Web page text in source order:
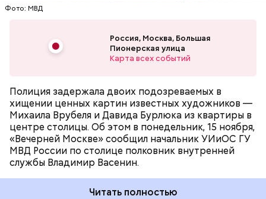
Фото: МВД
Россия, Москва, Большая
Пионерская улица
Карта всех событий
Полиция задержала двоих подозреваемых в
хищении ценных картин известных художников —
Михаила Врубеля и Давида Бурлюка из квартиры в
центре столицы. Об этом в понедельник, 15 ноября,
«Вечерней Москве» сообщил начальник УИиОС ГУ
МВД России по столице полковник внутренней
службы Владимир Васенин.
Читать полностью